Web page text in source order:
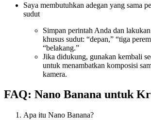
Saya membutuhkan adegan yang sama
sudut
Simpan perintah Anda dan
khusus sudut: “depan,” “tiga
“belakang.”
Jika didukung, gunakan kembali
untuk menambatkan komposisi
kamera.
FAQ: Nano Banana untuk
Apa itu Nano Banana?